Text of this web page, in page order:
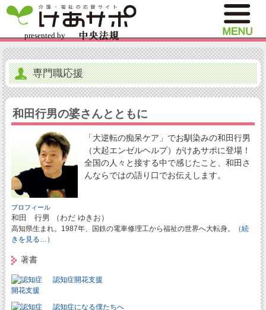
専門職応援
和田行男の婆さんとともに
「大逆転の痴呆ケア」でお馴染みの和田行男
（大起エンゼルヘルプ）がけあサポに登場！
全国の人々と接する中で感じたこと、和田さ
んならではの語り口でお伝えします。
プロフィール
和田 行男 （わだ ゆきお）
高知県生まれ。1987年、国鉄の電車修理工から福祉の世界へ大転身。
（続
きを見る…）
著書
認知症開花支援
認知症になる僕たちへ